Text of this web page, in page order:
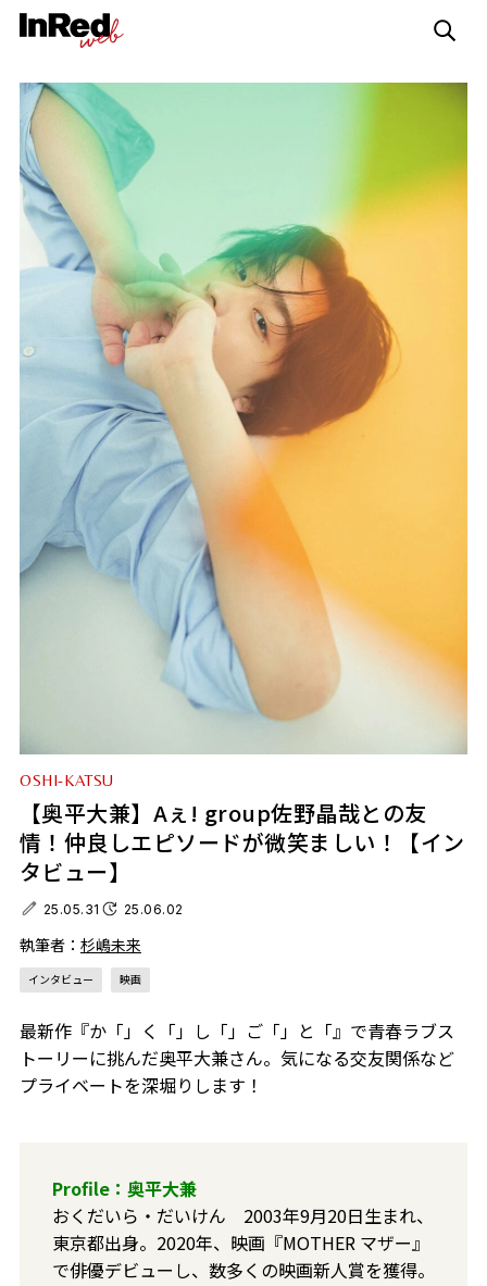
OSHI-KATSU
【奥平大兼】Aぇ! group佐野晶哉との友
情！仲良しエピソードが微笑ましい！【イン
タビュー】
25.05.31 25.06.02
執筆者： 杉嶋未来
インタビュー 映画
最新作『か「」く「」し「」ご「」と「』で青春ラブス
トーリーに挑んだ奥平大兼さん。気になる交友関係など
プライベートを深堀りします！
Profile：奥平大兼
おくだいら・だいけん 2003年9月20日生まれ、
東京都出身。2020年、映画『MOTHER マザー』
で俳優デビューし、数多くの映画新人賞を獲得。